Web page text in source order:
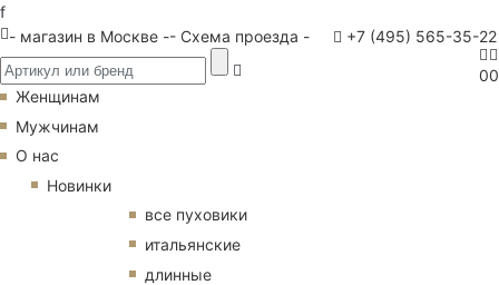
f
- магазин в Москве -- Схема проезда - +7 (495) 565-35-22
00
Женщинам
Мужчинам
О нас
Новинки
все пуховики
итальянские
длинные